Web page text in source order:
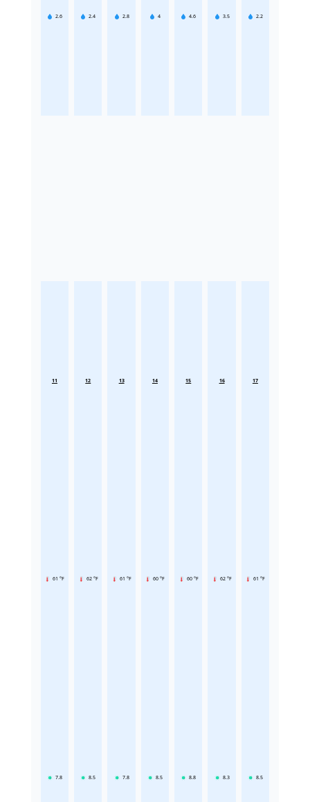
2.6 2.4 2.8 4 4.6 3.5 2.2
11
61 °F
7.8
12
62 °F
8.5
13
61 °F
7.8
14
60 °F
8.5
15
60 °F
8.8
16
62 °F
8.3
17
61 °F
8.5